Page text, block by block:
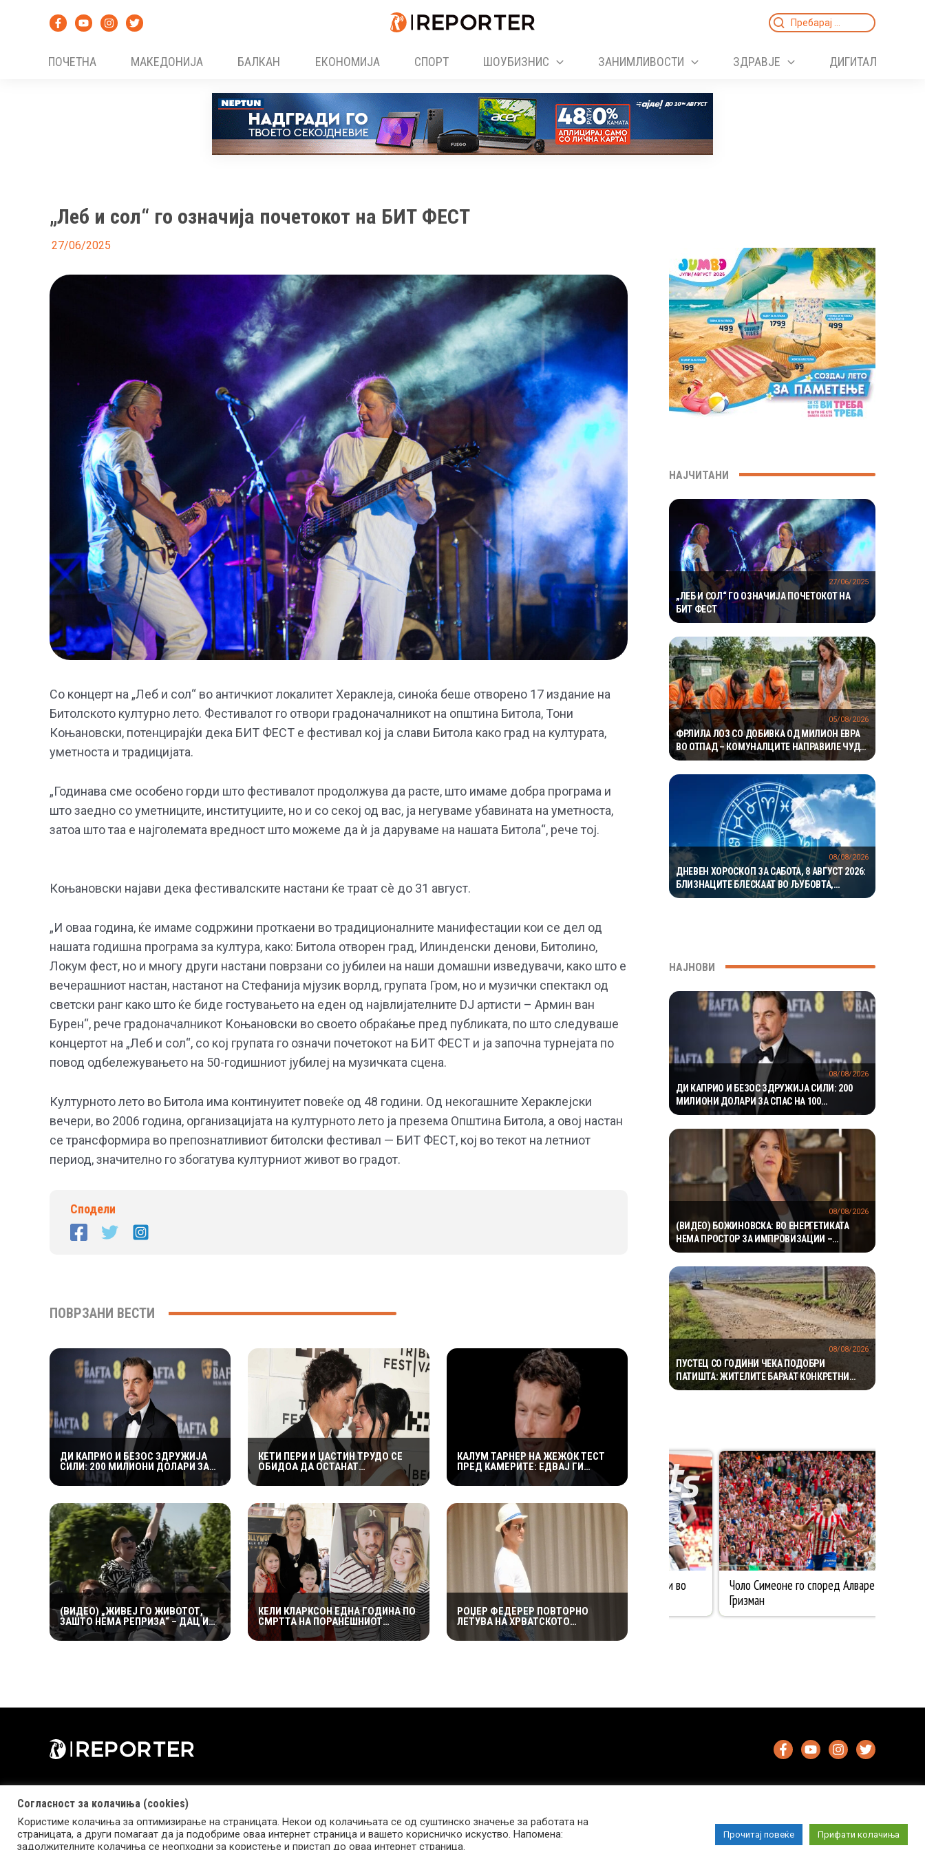
Search
ПОЧЕТНА
МАКЕДОНИЈА БАЛКАН ЕКОНОМИЈА СПОРТ ШОУБИЗНИС ЗАНИМЛИВОСТИ ЗДРАВЈЕ ДИГИТАЛ
„Леб и сол“ го означија почетокот на БИТ ФЕСТ
27/06/2025
Со концерт на „Леб и сол“ во античкиот локалитет Хераклеја, синоќа беше отворено 17 издание на
Битолското културно лето. Фестивалот го отвори градоначалникот на општина Битола, Тони
Коњановски, потенцирајќи дека БИТ ФЕСТ е фестивал кој ја слави Битола како град на културата,
уметноста и традицијата.
„Годинава сме особено горди што фестивалот продолжува да расте, што имаме добра програма и
што заедно со уметниците, институциите, но и со секој од вас, ја негуваме убавината на уметноста,
затоа што таа е најголемата вредност што можеме да ѝ ја даруваме на нашата Битола“, рече тој.
Коњановски најави дека фестивалските настани ќе траат сè до 31 август.
„И оваа година, ќе имаме содржини проткаени во традиционалните манифестации кои се дел од
нашата годишна програма за култура, како: Битола отворен град, Илинденски денови, Битолино,
Локум фест, но и многу други настани поврзани со јубилеи на наши домашни изведувачи, како што е
вечерашниот настан, настанот на Стефанија мјузик ворлд, групата Гром, но и музички спектакл од
светски ранг како што ќе биде гостувањето на еден од највлијателните DJ артисти – Армин ван
Бурен“, рече градоначалникот Коњановски во своето обраќање пред публиката, по што следуваше
концертот на „Леб и сол“, со кој групата го означи почетокот на БИТ ФЕСТ и ја започна турнејата по
повод одбележувањето на 50-годишниот јубилеј на музичката сцена.
Културното лето во Битола има континуитет повеќе од 48 години. Од некогашните Хераклејски
вечери, во 2006 година, организацијата на културното лето ја презема Општина Битола, а овој настан
се трансформира во препознатливиот битолски фестивал — БИТ ФЕСТ, кој во текот на летниот
период, значително го збогатува културниот живот во градот.
Сподели
ПОВРЗАНИ ВЕСТИ
ДИ КАПРИО И БЕЗОС ЗДРУЖИЈА
СИЛИ: 200 МИЛИОНИ ДОЛАРИ ЗА
СПАС НА 100 ЗАГРОЗЕНИ ВИДОВИ
КЕТИ ПЕРИ И ЏАСТИН ТРУДО СЕ
ОБИДОА ДА ОСТАНАТ
НЕЗАБЕЛЕЖАНИ ВО КОТОР,
МЕШТАНИТЕ СО ДУХОВИТИ
ПРЕПОЗНАЛ“
КАЛУМ ТАРНЕР НА ЖЕЖОК ТЕСТ
ПРЕД КАМЕРИТЕ: ЕДВАЈ ГИ
ИЗДРЖА ЛУТИТЕ КРИЛЦА –
„УСТАТА МИ ГОРИ“
(ВИДЕО) „ЖИВЕЈ ГО ЖИВОТОТ,
ЗАШТО НЕМА РЕПРИЗА“ – ДАЦ И
АЛЕКСАНДАР СО МАРИЈАНА И
РОСАНА ЈА ПРЕТСТАВИЈА
КЕЛИ КЛАРКСОН ЕДНА ГОДИНА ПО
СМРТТА НА ПОРАНЕШНИОТ
СОПРУГ: ЦЕЛОСНО ИМ СЕ
ПОСВЕТИЛА НА ДЕЦАТА ВО
РОЏЕР ФЕДЕРЕР ПОВТОРНО
ЛЕТУВА НА ХРВАТСКОТО
КРАЈБРЕЖЈЕ: ОТКРИ ЗОШТО
СЕКОГАШ СЕ ВРАЌА НА МАЛИ
НАЈЧИТАНИ
„ЛЕБ И СОЛ“ ГО ОЗНАЧИЈА ПОЧЕТОКОТ НА
БИТ ФЕСТ
27/06/2025
ФРЛИЛА ЛОЗ СО ДОБИВКА ОД МИЛИОН ЕВРА
ВО ОТПАД – КОМУНАЛЦИТЕ НАПРАВИЛЕ ЧУДО
ЗА ДА ГО ПРОНАЈДАТ
05/08/2026
ДНЕВЕН ХОРОСКОП ЗА САБОТА, 8 АВГУСТ 2026:
БЛИЗНАЦИТЕ БЛЕСКААТ ВО ЉУБОВТА,
РАКОВИТЕ ВО КАРИЕРАТА, А ВАГИТЕ ИМААТ
08/08/2026
НАЈНОВИ
ДИ КАПРИО И БЕЗОС ЗДРУЖИЈА СИЛИ: 200
МИЛИОНИ ДОЛАРИ ЗА СПАС НА 100
ЗАГРОЗЕНИ ВИДОВИ
08/08/2026
(ВИДЕО) БОЖИНОВСКА: ВО ЕНЕРГЕТИКАТА
НЕМА ПРОСТОР ЗА ИМПРОВИЗАЦИИ –
ОДЛУКИТЕ МОРА ДА СЕ ТЕМЕЛАТ НА ФАКТИ И
СТРУЧНОСТ
08/08/2026
ПУСТЕЦ СО ГОДИНИ ЧЕКА ПОДОБРИ
ПАТИШТА: ЖИТЕЛИТЕ БАРААТ КОНКРЕТНИ
ИНВЕСТИЦИИ
08/08/2026
Copyright © 2026 Reporter.mk | Member of Clip Media Group Маркетинг Контакт Услови за користење
Согласност за колачиња (cookies)
Користиме колачиња за оптимизирање на страницата. Некои од колачињата се од суштинско значење за работата на
страницата, а други помагаат да ја подобриме оваа интернет страница и вашето корисничко искуство. Напомена:
задолжителните колачиња се неопходни за користење и пристап до оваа интернет страница.
Прочитај повеќе Прифати колачиња